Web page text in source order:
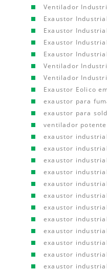
Ventilador
Exaustor
Exaustor
Exaustor
Exaustor
Ventilador
Ventilador
Exaustor Eolico
exaustor para
exaustor para
ventilador potente
exaustor
exaustor
exaustor
exaustor
exaustor
exaustor
exaustor
exaustor
exaustor
exaustor
exaustor
exaustor